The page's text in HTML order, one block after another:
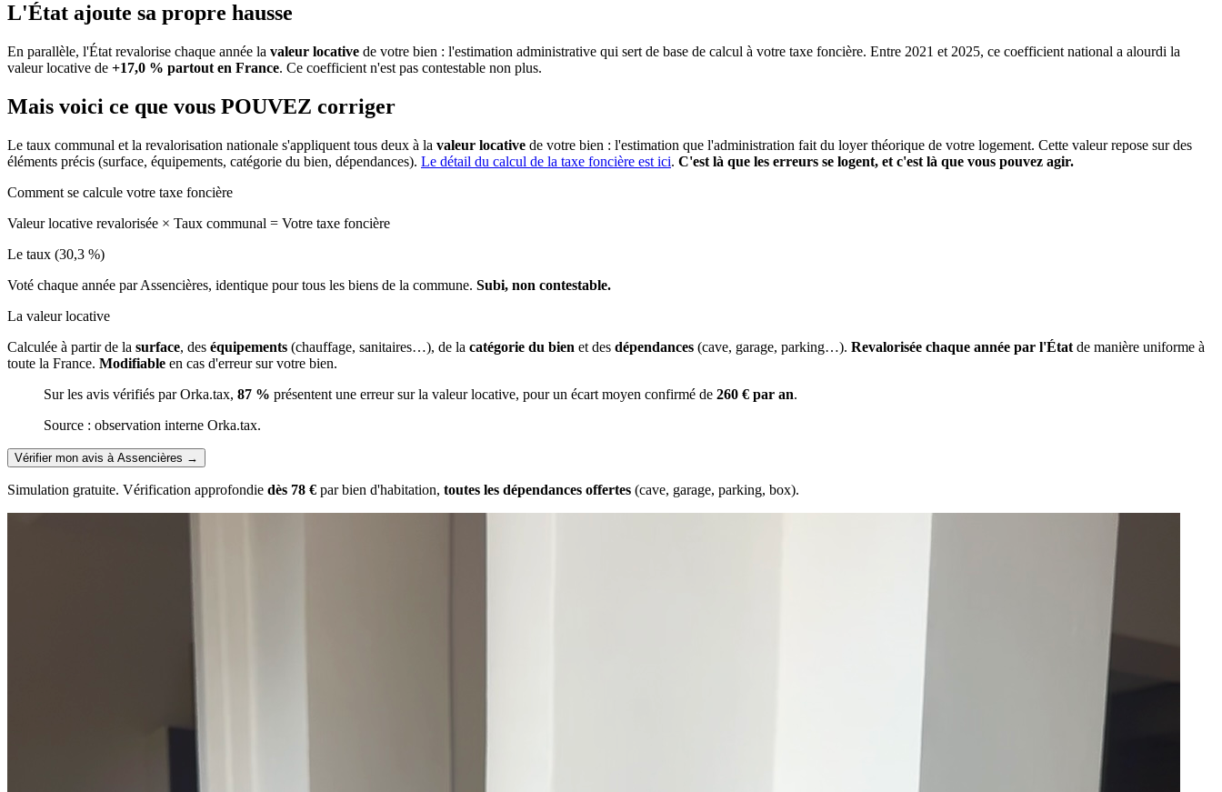
L'État ajoute sa propre hausse
En parallèle, l'État revalorise chaque année la valeur locative de votre bien : l'estimation administrative qui sert de base de calcul à votre taxe foncière. Entre 2021 et 2025, ce coefficient national a alourdi la
valeur locative de +17,0 % partout en France. Ce coefficient n'est pas contestable non plus.
Mais voici ce que vous POUVEZ corriger
Le taux communal et la revalorisation nationale s'appliquent tous deux à la valeur locative de votre bien : l'estimation que l'administration fait du loyer théorique de votre logement. Cette valeur repose sur des
éléments précis (surface, équipements, catégorie du bien, dépendances). Le détail du calcul de la taxe foncière est ici. C'est là que les erreurs se logent, et c'est là que vous pouvez agir.
Comment se calcule votre taxe foncière
Valeur locative revalorisée × Taux communal = Votre taxe foncière
Le taux (30,3 %)
Voté chaque année par Assencières, identique pour tous les biens de la commune. Subi, non contestable.
La valeur locative
Calculée à partir de la surface, des équipements (chauffage, sanitaires…), de la catégorie du bien et des dépendances (cave, garage, parking…). Revalorisée chaque année par l'État de manière uniforme à
toute la France. Modifiable en cas d'erreur sur votre bien.
Sur les avis vérifiés par Orka.tax, 87 % présentent une erreur sur la valeur locative, pour un écart moyen confirmé de 260 € par an.
Source : observation interne Orka.tax.
Vérifier mon avis à Assencières →
Simulation gratuite. Vérification approfondie dès 78 € par bien d'habitation, toutes les dépendances offertes (cave, garage, parking, box).